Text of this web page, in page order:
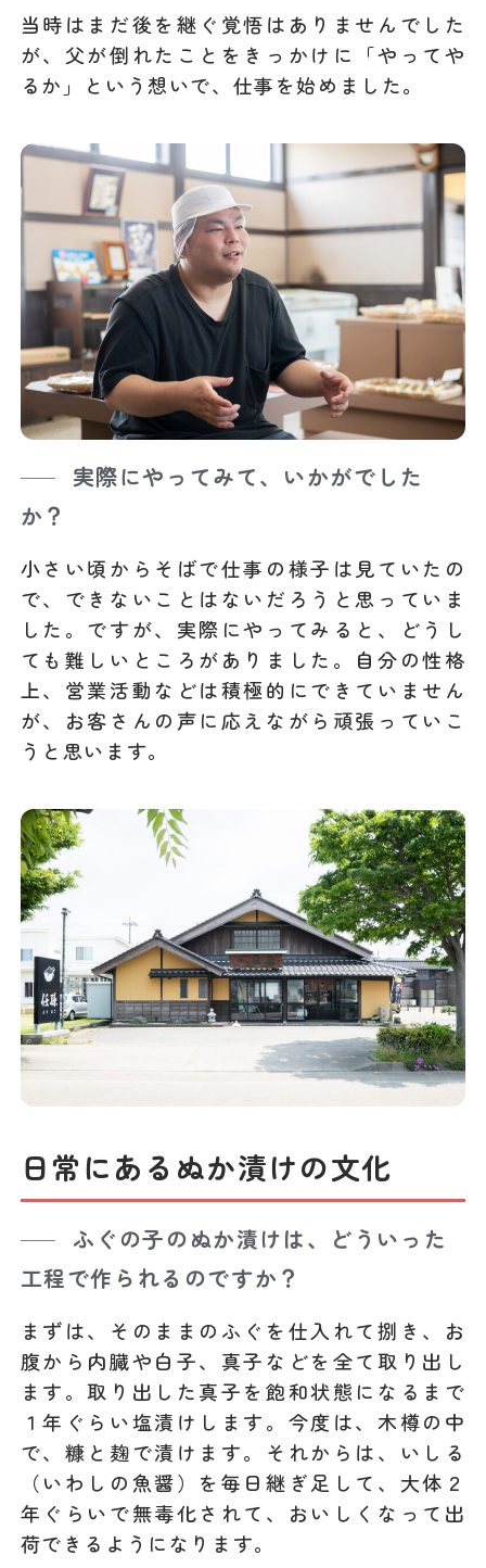
当時はまだ後を継ぐ覚悟はありませんでした
が、父が倒れたことをきっかけに「やってや
るか」という想いで、仕事を始めました。
実際にやってみて、いかがでした
か？
小さい頃からそばで仕事の様子は見ていたの
で、できないことはないだろうと思っていま
した。ですが、実際にやってみると、どうし
ても難しいところがありました。自分の性格
上、営業活動などは積極的にできていません
が、お客さんの声に応えながら頑張っていこ
うと思います。
日常にあるぬか漬けの文化
ふぐの子のぬか漬けは、どういった
工程で作られるのですか？
まずは、そのままのふぐを仕入れて捌き、お
腹から内臓や白子、真子などを全て取り出し
ます。取り出した真子を飽和状態になるまで
１年ぐらい塩漬けします。今度は、木樽の中
で、糠と麹で漬けます。それからは、いしる
（いわしの魚醤）を毎日継ぎ足して、大体２
年ぐらいで無毒化されて、おいしくなって出
荷できるようになります。